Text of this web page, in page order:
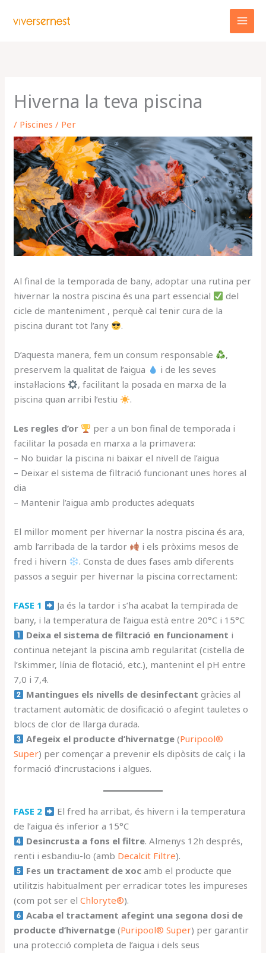
Hiverna la teva piscina
/ Piscines / Per
Al final de la temporada de bany, adoptar una rutina per
hivernar la nostra piscina és una part essencial
del
cicle de manteniment , perquè cal tenir cura de la
piscina durant tot l’any
.
D’aquesta manera, fem un consum responsable
,
preservem la qualitat de l’aigua
i de les seves
instal·lacions
, facilitant la posada en marxa de la
piscina quan arribi l’estiu
.
Les regles d’or
per a un bon final de temporada i
facilitar la posada en marxa a la primavera:
– No buidar la piscina ni baixar el nivell de l’aigua
– Deixar el sistema de filtració funcionant unes hores al
dia
– Mantenir l’aigua amb productes adequats
El millor moment per hivernar la nostra piscina és ara,
amb l’arribada de la tardor
i els pròxims mesos de
fred i hivern
. Consta de dues fases amb diferents
passos a seguir per hivernar la piscina correctament:
FASE 1
Ja és la tardor i s’ha acabat la tempirada de
bany, i la temperatura de l’aigua està entre 20°C i 15°C
Deixa el sistema de filtració en funcionament i
continua netejant la piscina amb regularitat (cistella de
l’skimmer, línia de flotació, etc.), mantenint el pH entre
7,0 i 7,4.
Mantingues els nivells de desinfectant gràcies al
tractament automàtic de dosificació o afegint tauletes o
blocs de clor de llarga durada.
Afegeix el producte d’hivernatge (Puripool®
Super) per començar a prevenir els dipòsits de calç i la
formació d’incrustacions i algues.
FASE 2
El fred ha arribat, és hivern i la temperatura
de l’aigua és inferior a 15°C
Desincrusta a fons el filtre. Almenys 12h després,
renti i esbandiu-lo (amb Decalcit Filtre).
Fes un tractament de xoc amb el producte que
utilitzis habitualment per erradicar totes les impureses
(com pot ser elChloryte®).
Acaba el tractament afegint una segona dosi de
producte d’hivernatge (Puripool® Super) per garantir
una protecció completa de l’aigua i dels seus